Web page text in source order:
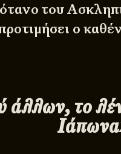
του
ο
το